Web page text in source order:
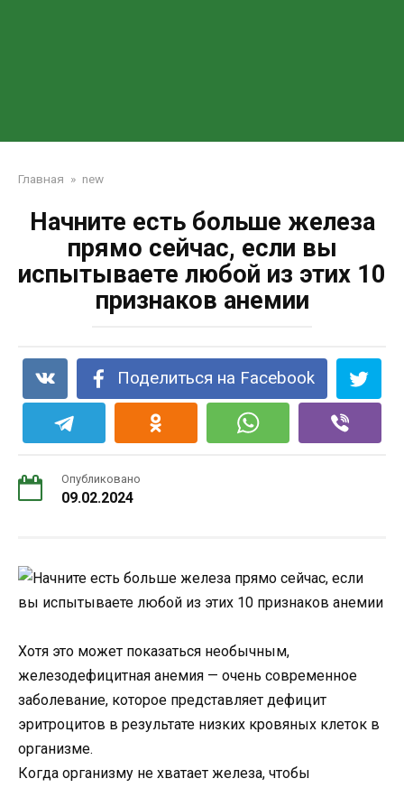
Главная » new
Начните есть больше железа
прямо сейчас, если вы
испытываете любой из этих 10
признаков анемии
Поделиться на Facebook
Опубликовано
09.02.2024
Хотя это может показаться необычным,
железодефицитная анемия — очень современное
заболевание, которое представляет дефицит
эритроцитов в результате низких кровяных клеток в
организме.
Когда организму не хватает железа, чтобы